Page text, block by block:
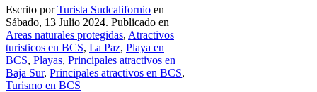
Escrito porTurista Sudcalifornio en
Sábado, 13 Julio 2024. Publicado en
Areas naturales protegidas, Atractivos
turisticos en BCS, La Paz, Playa en
BCS, Playas, Principales atractivos en
Baja Sur, Principales atractivos en BCS,
Turismo en BCS